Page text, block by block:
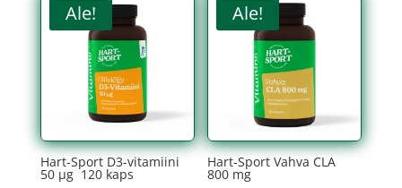
Ale!
Hart-Sport D3-vitamiini
50 µg 120 kaps
Ale!
Hart-Sport Vahva CLA
800 mg